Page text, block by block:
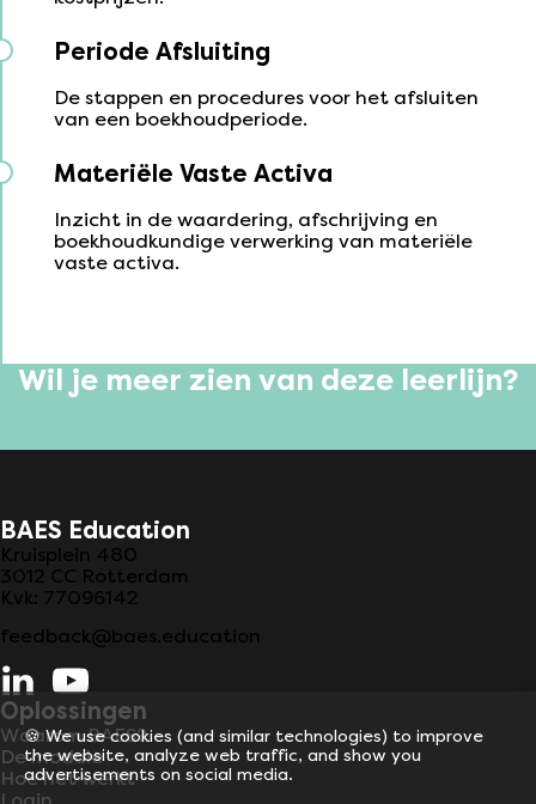
Periode Afsluiting
De stappen en procedures voor het afsluiten
van een boekhoudperiode.
Materiële Vaste Activa
Inzicht in de waardering, afschrijving en
boekhoudkundige verwerking van materiële
vaste activa.
Wil je meer zien van deze leerlijn?
BAES Education
Kruisplein 480
3012 CC Rotterdam
Kvk: 77096142
feedback@baes.education
Oplossingen
Waarom BAES?
De module
Hoe het werkt
🍪 We use cookies (and similar technologies) to improve
the website, analyze web traffic, and show you
advertisements on social media.